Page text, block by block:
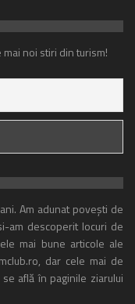
noi stiri din turism!
Am adunat povești de
am descoperit locuri de
mai bune articole ale
dar cele mai de
află în paginile ziarului